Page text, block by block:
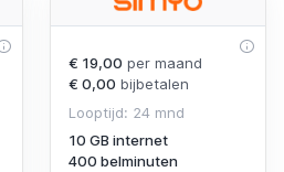
€ 19,00 per maand
€ 0,00 bijbetalen
Looptijd: 24 mnd
10 GB internet
400 belminuten